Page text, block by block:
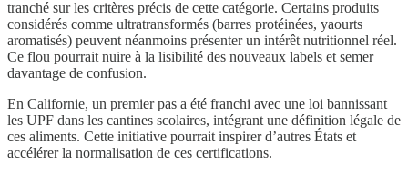
tranché sur les critères précis de cette catégorie. Certains produits
considérés comme ultratransformés (barres protéinées, yaourts
aromatisés) peuvent néanmoins présenter un intérêt nutritionnel réel.
Ce flou pourrait nuire à la lisibilité des nouveaux labels et semer
davantage de confusion.
En Californie, un premier pas a été franchi avec une loi bannissant
les UPF dans les cantines scolaires, intégrant une définition légale de
ces aliments. Cette initiative pourrait inspirer d’autres États et
accélérer la normalisation de ces certifications.